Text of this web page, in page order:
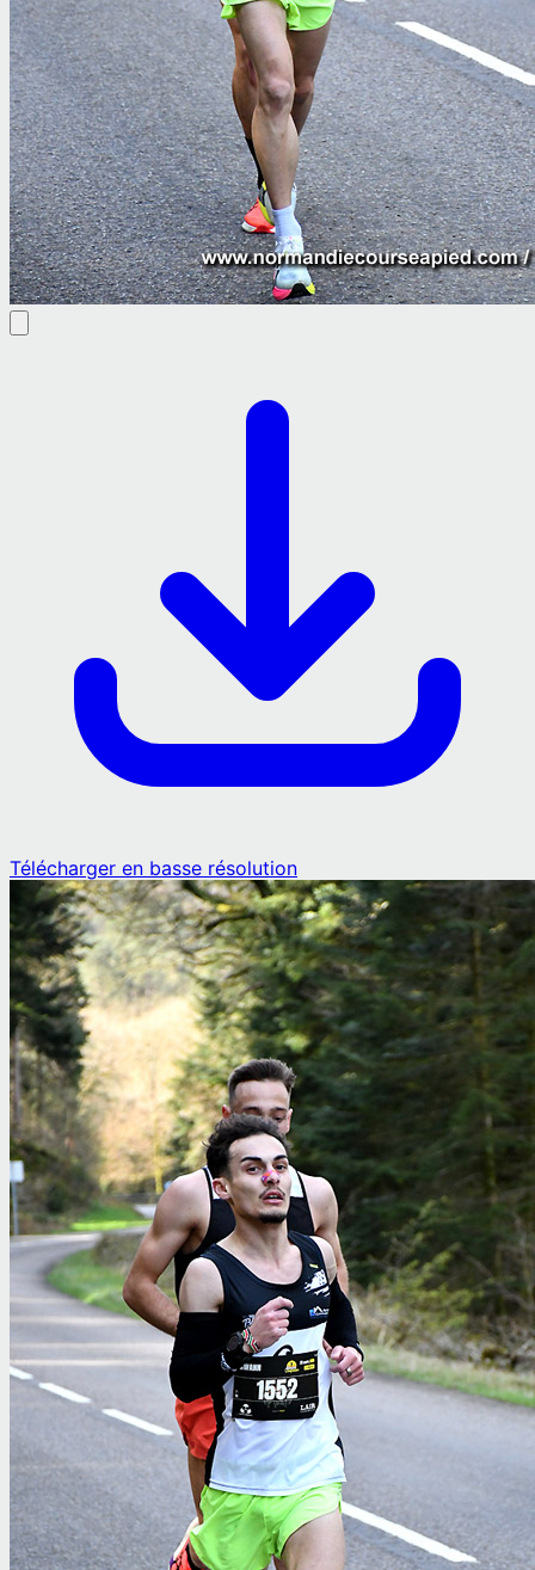
Télécharger en basse résolution